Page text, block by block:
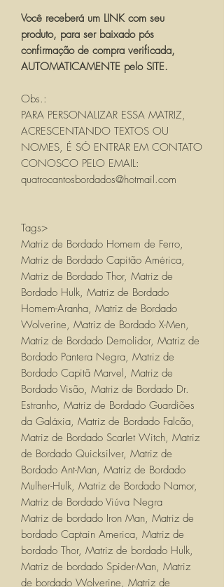
Você receberá um LINK com seu
produto, para ser baixado pós
confirmação de compra verificada,
AUTOMATICAMENTE pelo SITE.
Obs.:
PARA PERSONALIZAR ESSA MATRIZ,
ACRESCENTANDO TEXTOS OU
NOMES, É SÓ ENTRAR EM CONTATO
CONOSCO PELO EMAIL:
quatrocantosbordados@hotmail.com
Tags>
Matriz de Bordado Homem de Ferro,
Matriz de Bordado Capitão América,
Matriz de Bordado Thor, Matriz de
Bordado Hulk, Matriz de Bordado
Homem-Aranha, Matriz de Bordado
Wolverine, Matriz de Bordado X-Men,
Matriz de Bordado Demolidor, Matriz de
Bordado Pantera Negra, Matriz de
Bordado Capitã Marvel, Matriz de
Bordado Visão, Matriz de Bordado Dr.
Estranho, Matriz de Bordado Guardiões
da Galáxia, Matriz de Bordado Falcão,
Matriz de Bordado Scarlet Witch, Matriz
de Bordado Quicksilver, Matriz de
Bordado Ant-Man, Matriz de Bordado
Mulher-Hulk, Matriz de Bordado Namor,
Matriz de Bordado Viúva Negra
Matriz de bordado Iron Man, Matriz de
bordado Captain America, Matriz de
bordado Thor, Matriz de bordado Hulk,
Matriz de bordado Spider-Man, Matriz
de bordado Wolverine, Matriz de